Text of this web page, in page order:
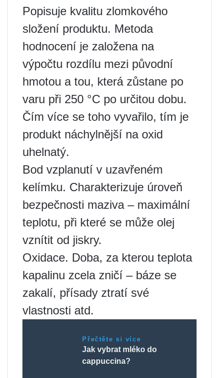
Popisuje kvalitu zlomkového
složení produktu. Metoda
hodnocení je založena na
výpočtu rozdílu mezi původní
hmotou a tou, která zůstane po
varu při 250 °C po určitou dobu.
Čím více se toho vyvařilo, tím je
produkt náchylnější na oxid
uhelnatý.
Bod vzplanutí v uzavřeném
kelímku. Charakterizuje úroveň
bezpečnosti maziva – maximální
teplotu, při které se může olej
vznítit od jiskry.
Oxidace. Doba, za kterou teplota
kapalinu zcela zničí – báze se
zakalí, přísady ztratí své
vlastnosti atd.
Přečtěte si více
Jak vybrat mléko do
cappuccina?